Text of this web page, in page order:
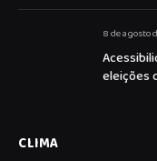
8 de agosto
eleições
CLIMA